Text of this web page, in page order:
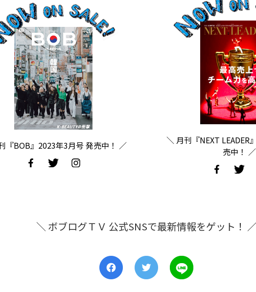
『BOB』2023年3月号 発売中！ ／
＼ 月刊『NEXT LEADER
売中！ ／
＼ ボブログＴＶ 公式SNSで最新情報をゲット！